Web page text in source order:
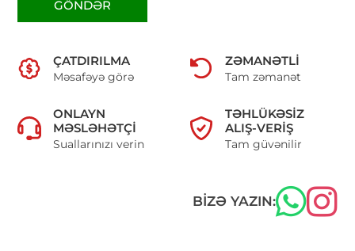
GÖNDƏR
ÇATDIRILMA
Məsafəyə görə
ZƏMANƏTLI
Tam zəmanət
ONLAYN
MƏSLƏHƏTÇI
Suallarınızı verin
TƏHLÜKƏSIZ
ALIŞ-VERIŞ
Tam güvənilir
BIZƏ YAZIN: